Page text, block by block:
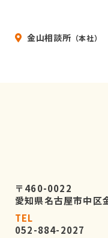
結し、お客
その際、弊
せていただ
内に対応いた
金山相談所 （本社）
〒460-0022
愛知県名古屋市中区
TEL
052-884-2027